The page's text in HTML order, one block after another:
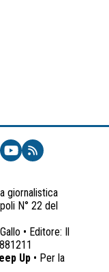
giornalistica
N° 22 del
• Editore: Il
Up• Per la